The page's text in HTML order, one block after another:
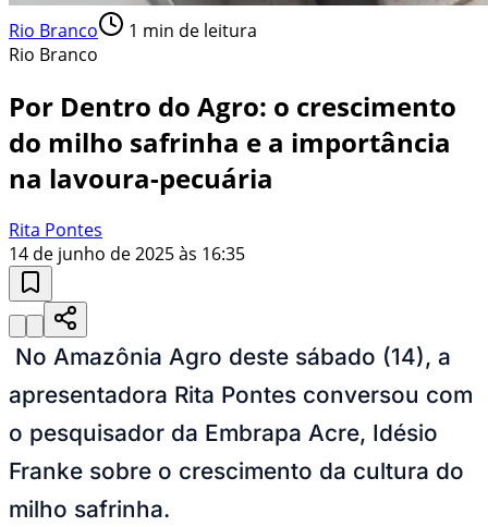
Rio Branco 1 min de leitura
Rio Branco
Por Dentro do Agro: o crescimento
do milho safrinha e a importância
na lavoura-pecuária
Rita Pontes
14 de junho de 2025 às 16:35
No Amazônia Agro deste sábado (14), a
apresentadora Rita Pontes conversou com
o pesquisador da Embrapa Acre, Idésio
Franke sobre o crescimento da cultura do
milho safrinha.